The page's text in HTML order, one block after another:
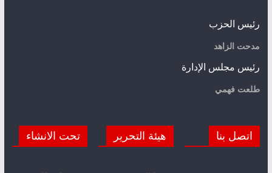
رئيس الحزب
مدحت الزاهد
رئيس مجلس الإدارة
طلعت فهمي
اتصل بنا هيئة التحرير تحت الانشاء